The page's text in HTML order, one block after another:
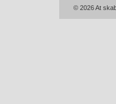
© 2026 At